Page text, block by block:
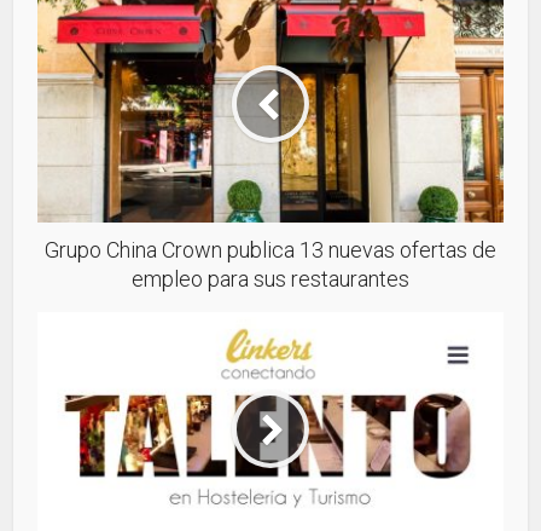
Grupo China Crown publica 13 nuevas ofertas de
empleo para sus restaurantes